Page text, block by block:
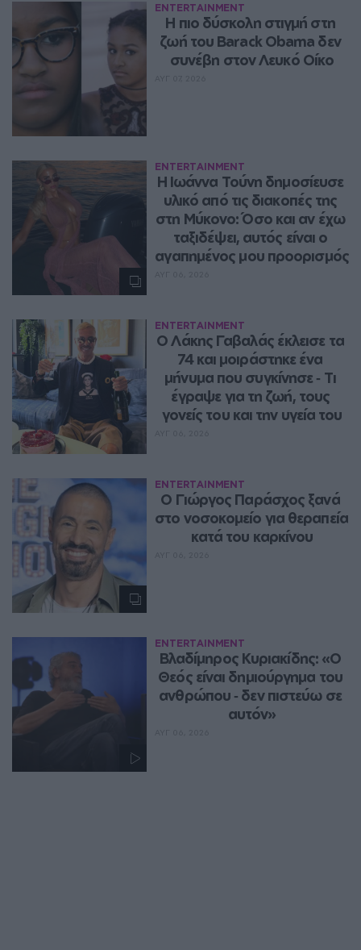
ENTERTAINMENT
Η πιο δύσκολη στιγμή στη
ζωή του Barack Obama δεν
συνέβη στον Λευκό Οίκο
ENTERTAINMENT
Η Ιωάννα Τούνη δημοσίευσε
υλικό από τις διακοπές της
στη Μύκονο: Όσο και αν έχω
ταξιδέψει, αυτός είναι ο
αγαπημένος μου προορισμός
ENTERTAINMENT
Ο Λάκης Γαβαλάς έκλεισε τα
74 και μοιράστηκε ένα
μήνυμα που συγκίνησε ‑ Τι
έγραψε για τη ζωή, τους
γονείς του και την υγεία του
ENTERTAINMENT
O Γιώργος Παράσχος ξανά
στο νοσοκομείο για θεραπεία
κατά του καρκίνου
ENTERTAINMENT
Βλαδίμηρος Κυριακίδης: «Ο
Θεός είναι δημιούργημα του
ανθρώπου ‑ δεν πιστεύω σε
αυτόν»